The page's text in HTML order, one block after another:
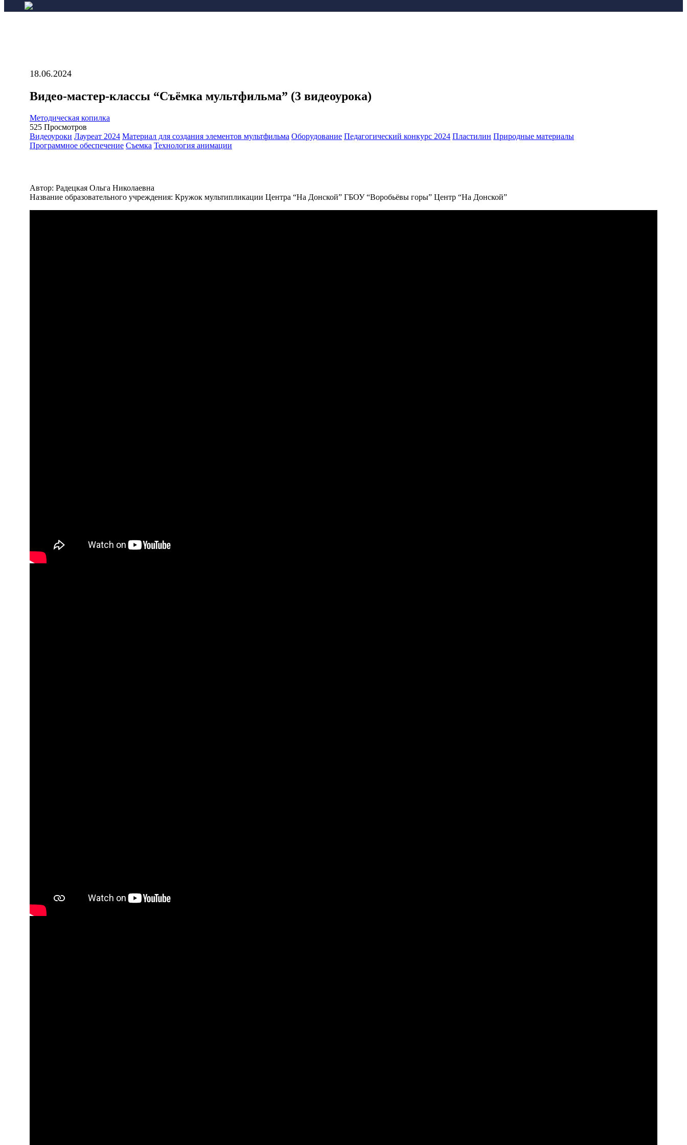
18.06.2024
Видео-мастер-классы “Съёмка мультфильма” (3 видеоурока)
Методическая копилка
525 Просмотров
Видеоуроки Лауреат 2024 Материал для создания элементов мультфильма Оборудование Педагогический конкурс 2024 Пластилин Природные материалы
Программное обеспечение Съемка Технология анимации
Автор: Радецкая Ольга Николаевна
Название образовательного учреждения: Кружок мультипликации Центра “На Донской” ГБОУ “Воробьёвы горы” Центр “На Донской”